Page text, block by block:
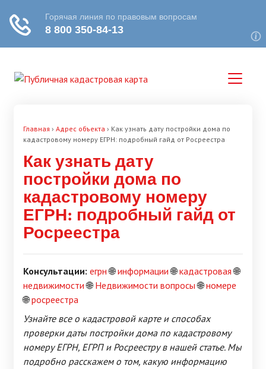
Главная › Адрес объекта › Как узнать дату постройки дома по
кадастровому номеру ЕГРН: подробный гайд от Росреестра
Как узнать дату
постройки дома по
кадастровому номеру
ЕГРН: подробный гайд от
Росреестра
Консультации: егрн🌐информации🌐кадастровая🌐
недвижимости🌐Недвижимости вопросы🌐номере
🌐росреестра
Узнайте все о кадастровой карте и способах
проверки даты постройки дома по кадастровому
номеру ЕГРН, ЕГРП и Росреестру в нашей статье. Мы
подробно расскажем о том, какую информацию